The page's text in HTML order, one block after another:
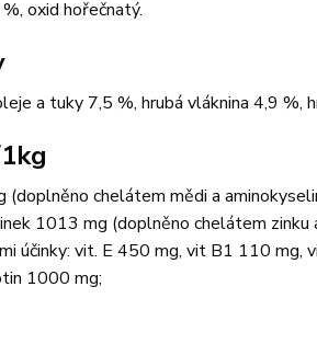
oxid hořečnatý.
a tuky 7,5 %, hrubá vláknina 4,9 %,
chelátem mědi a
1013 mg (doplněno chelátem
účinky: vit. E 450 mg, vit B1 110
1000 mg;